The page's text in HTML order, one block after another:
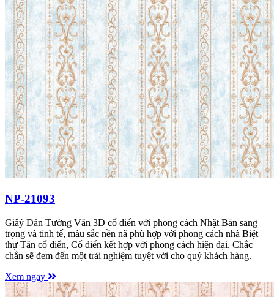
NP-21093
Giâý Dán Tường Vân 3D cổ điển với phong cách Nhật Bản sang
trọng và tinh tế, màu sắc nền nã phù hợp với phong cách nhà Biệt
thự Tân cổ điển, Cổ điển kết hợp với phong cách hiện đại. Chắc
chắn sẽ đem đến một trải nghiệm tuyệt vời cho quý khách hàng.
Xem ngay